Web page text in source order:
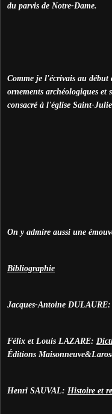
du parvis de Notre-Dame.
Comme je l'écrivais au
ornements archéologiques et
consacré à l'église Saint-
On y admire aussi une
Bibliographie
Jacques-Antoine DULAURE:
Félix et Louis LAZARE:
Éditions
Henri SAUVAL: Histoire et